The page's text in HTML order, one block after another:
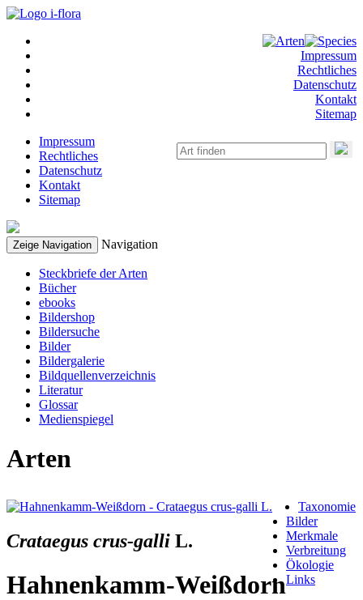
Impressum
Rechtliches
Datenschutz
Kontakt
Sitemap
Impressum
Rechtliches
Datenschutz
Kontakt
Sitemap
Zeige Navigation Navigation
Steckbriefe der Arten
Bücher
ebooks
Bildershop
Bildersuche
Bilder
Bildergalerie
Bildquellenverzeichnis
Literatur
Glossar
Medienspiegel
Arten
Crataegus crus-galli L.
Hahnenkamm-Weißdorn
Taxonomie
Bilder
Merkmale
Verbreitung
Ökologie
Links